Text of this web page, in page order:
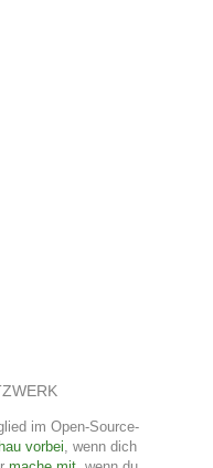
im Open-Source-
vorbei, wenn dich